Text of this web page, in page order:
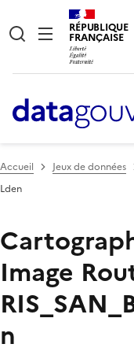
RÉPUBLIQUE
FRANÇAISE
Accueil Jeux de données
Lden
Image
n